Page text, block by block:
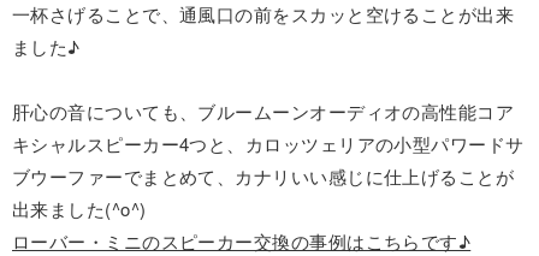
一杯さげることで、通風口の前をスカッと空けることが出来
ました♪
肝心の音についても、ブルームーンオーディオの高性能コア
キシャルスピーカー4つと、カロッツェリアの小型パワードサ
ブウーファーでまとめて、カナリいい感じに仕上げることが
出来ました(^o^)
ローバー・ミニのスピーカー交換の事例はこちらです♪